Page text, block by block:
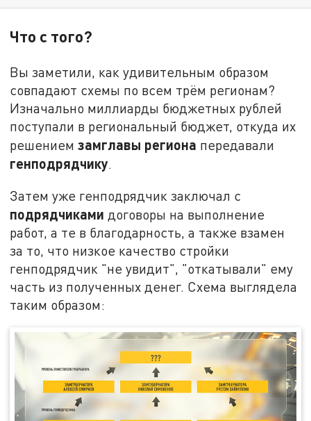
Что с того?
Вы заметили, как удивительным образом
совпадают схемы по всем трём регионам?
Изначально миллиарды бюджетных рублей
поступали в региональный бюджет, откуда их
решениемзамглавы региона передавали
генподрядчику.
Затем уже генподрядчик заключал с
подрядчиками договоры на выполнение
работ, а те в благодарность, а также взамен
за то, что низкое качество стройки
генподрядчик "не увидит", "откатывали" ему
часть из полученных денег. Схема выглядела
таким образом: